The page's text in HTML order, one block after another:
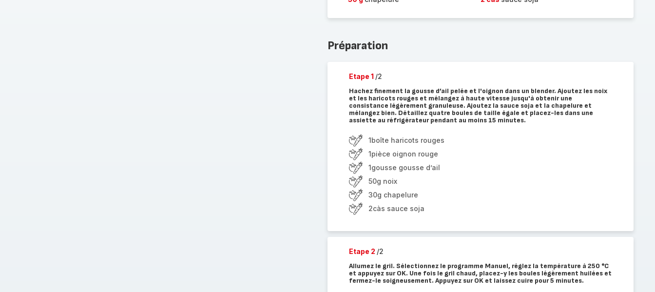
Préparation
Etape 1 /2
Hachez finement la gousse d’ail pelée et l'oignon dans un blender. Ajoutez les noix
et les haricots rouges et mélangez à haute vitesse jusqu'à obtenir une
consistance légèrement granuleuse. Ajoutez la sauce soja et la chapelure et
mélangez bien. Détaillez quatre boules de taille égale et placez-les dans une
assiette au réfrigérateur pendant au moins 15 minutes.
1boîte haricots rouges
1pièce oignon rouge
1gousse gousse d’ail
50g noix
30g chapelure
2càs sauce soja
Etape 2 /2
Allumez le gril. Sélectionnez le programme Manuel, réglez la température à 250 °C
et appuyez sur OK. Une fois le gril chaud, placez-y les boules légèrement huilées et
fermez-le soigneusement. Appuyez sur OK et laissez cuire pour 5 minutes.